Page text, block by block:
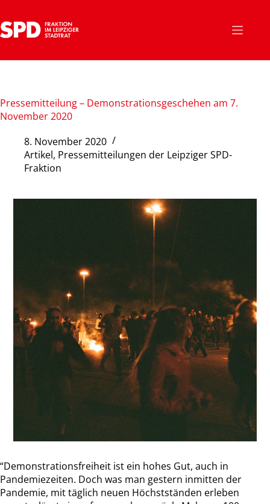
Inhalt
springen
Pressemitteilung – Demonstrationsgeschehen am 7.
November 2020
8. November 2020
Artikel, Pressemitteilungen der Leipziger SPD-
Fraktion
“Demonstrationsfreiheit ist ein hohes Gut, auch in
Pandemiezeiten. Doch was man gestern inmitten der
Pandemie, mit täglich neuen Höchstständen erleben